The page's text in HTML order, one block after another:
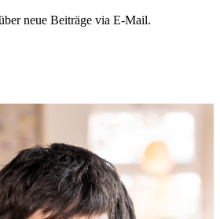
neue Beiträge via E-Mail.